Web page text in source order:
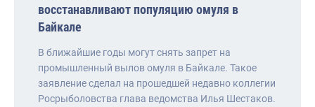
восстанавливают популяцию омуля в
Байкале
В ближайшие годы могут снять запрет на
промышленный вылов омуля в Байкале. Такое
заявление сделал на прошедшей недавно коллегии
Росрыболовства глава ведомства Илья Шестаков.